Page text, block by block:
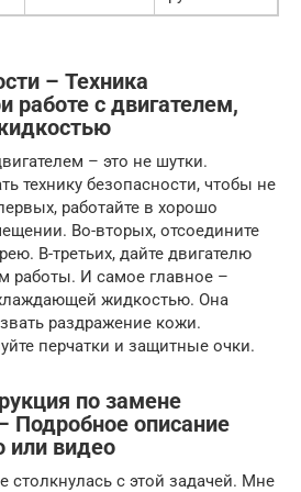
– Техника
работе с двигателем,
– это не шутки.
технику безопасности, чтобы не
работайте в хорошо
Во-вторых, отсоедините
В-третьих, дайте двигателю
работы. И самое главное –
жидкостью. Она
раздражение кожи.
перчатки и защитные очки.
по замене
Подробное описание
или видео
с этой задачей. Мне